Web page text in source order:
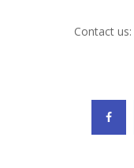
Contact us: